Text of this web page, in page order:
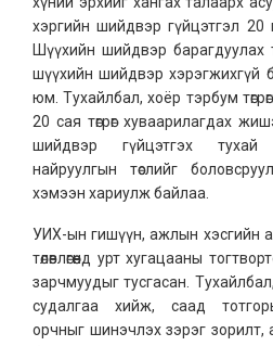
хэргийн шийдвэр гүйцэтгэл 20
Шүүхийн шийдвэр барагдуулах
шүүхийн шийдвэр хэрэгжихгүй
юм. Тухайлбал, хоёр тэрбум
20 сая төгрөг хуваарилагдах
шийдвэр гүйцэтгэх тухай
найруулгын төслийг
хэмээн хариулж байлаа.
УИХ-ын гишүүн, ажлын хэсгийн
төлөвлөгөөнд урт хугацааны
зарчмуудыг тусгасан.
судалгаа хийж, саад
орчныг шинэчлэх зэрэг зорилт,